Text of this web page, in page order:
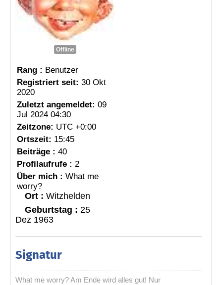
Offline
Rang : Benutzer
Registriert seit: 30 Okt
2020
Zuletzt angemeldet: 09
Jul 2024 04:30
Zeitzone: UTC +0:00
Ortszeit: 15:45
Beiträge : 40
Profilaufrufe : 2
Über mich : What me
worry?
Ort : Witzhelden
Geburtstag : 25
Dez 1963
Signatur
What me worry? Am Ende wird alles gut! Nur